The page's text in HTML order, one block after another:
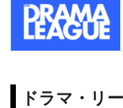
ドラマ・リ